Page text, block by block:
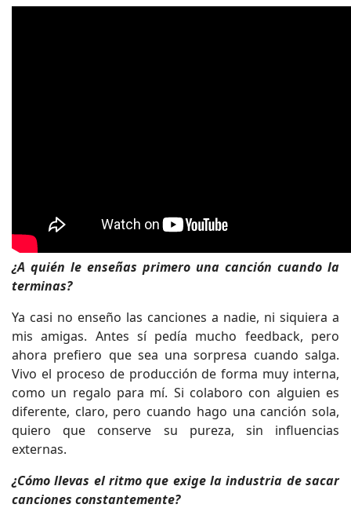
¿A quién le enseñas primero una canción cuando la
terminas?
Ya casi no enseño las canciones a nadie, ni siquiera a
mis amigas. Antes sí pedía mucho feedback, pero
ahora prefiero que sea una sorpresa cuando salga.
Vivo el proceso de producción de forma muy interna,
como un regalo para mí. Si colaboro con alguien es
diferente, claro, pero cuando hago una canción sola,
quiero que conserve su pureza, sin influencias
externas.
¿Cómo llevas el ritmo que exige la industria de sacar
canciones constantemente?